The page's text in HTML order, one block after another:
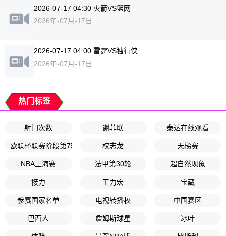
2026-07-17 04:30 火箭VS篮网
2026年-07月-17日
2026-07-17 04:00 雷霆VS独行侠
2026年-07月-17日
热门标签
射门次数 谢菲联 泰达在线观看
欧联杯联赛阶段第7轮 权志龙 天梯赛
NBA上海赛 法甲第30轮 超自然现象
接力 王力宏 宝藏
参赛国家名单 电视转播权 中国赛区
巴西人 詹姆斯球星 冰叶